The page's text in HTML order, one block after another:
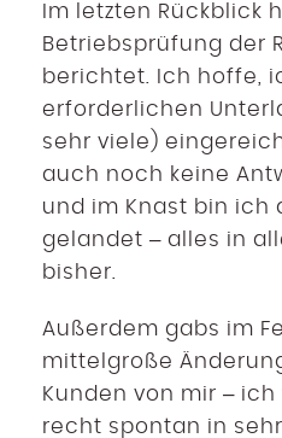
Im letzten Rückblick
Betriebsprüfung der
berichtet. Ich hoffe,
erforderlichen
sehr viele)
auch noch keine
und im Knast bin
gelandet – alles in
bisher.
Außerdem gabs im
mittelgroße
Kunden von mir – ich
recht spontan in